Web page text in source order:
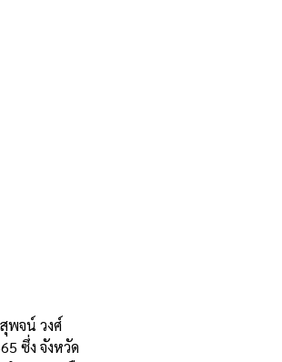
พจน์ วงศ์
ซึ่ง จังหวัด